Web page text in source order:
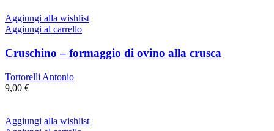
Aggiungi alla wishlist
Aggiungi al carrello
Cruschino – formaggio di ovino alla crusca
Tortorelli Antonio
9,00 €
Aggiungi alla wishlist